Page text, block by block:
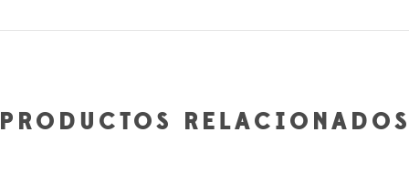
PRODUCTOS RELACIONADOS